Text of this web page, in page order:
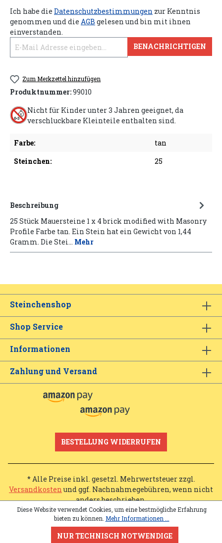
Ich habe die Datenschutzbestimmungen zur Kenntnis
genommen und die AGB gelesen und bin mit ihnen
einverstanden.
BENACHRICHTIGEN
Zum Merkzettel hinzufügen
Produktnummer:99010
Nicht für Kinder unter 3 Jahren geeignet, da
verschluckbare Kleinteile enthalten sind.
Farbe:
tan
Steinchen:
25
Beschreibung
25 Stück Mauersteine 1 x 4 brick modified with Masonry
Profile Farbe tan. Ein Stein hat ein Gewicht von 1,44
Gramm. Die Stei… Mehr
Steinchenshop
Shop Service
Informationen
Zahlung und Versand
BESTELLUNG WIDERRUFEN
* Alle Preise inkl. gesetzl. Mehrwertsteuer zzgl.
Versandkosten und ggf. Nachnahmegebühren, wenn nicht
anders beschrieben.
Diese Website verwendet Cookies, um eine bestmögliche Erfahrung
bieten zu können. Mehr Informationen ...
NUR TECHNISCH NOTWENDIGE